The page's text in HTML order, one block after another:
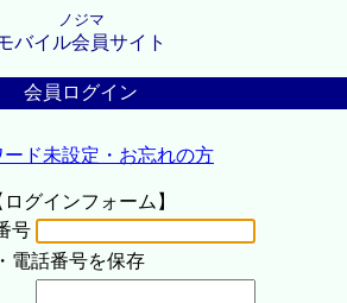
ノジマ
バイル会員サイト
会員ログイン
ード未設定・お忘れの方
ログインフォーム】
号
電話番号を保存